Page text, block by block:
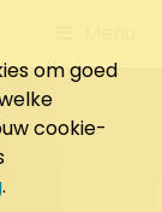
to
om goed
cookie-
.